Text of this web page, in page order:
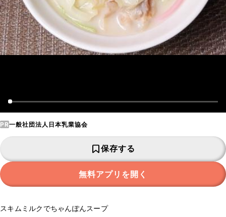
PR一般社団法人日本乳業協会
保存する
無料アプリを開く
スキムミルクでちゃんぽんスープ